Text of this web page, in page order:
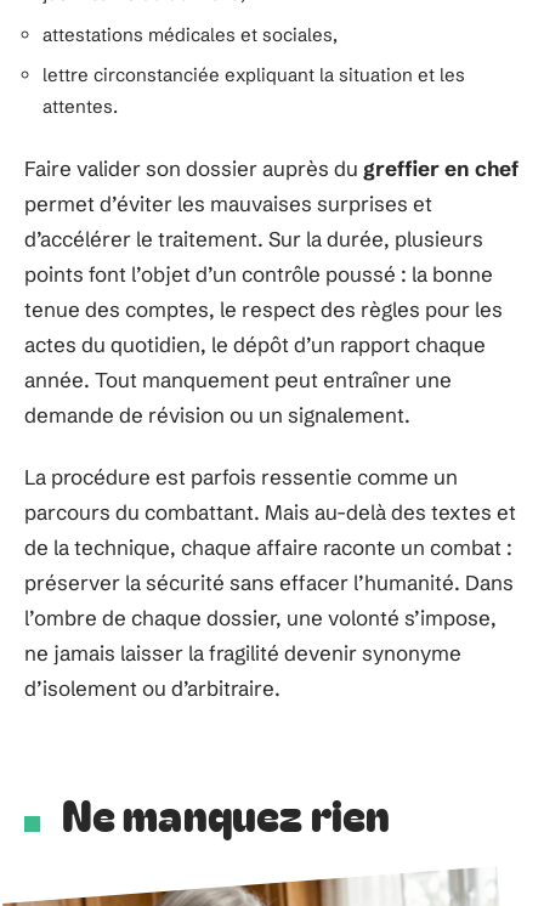
attestations médicales et sociales,
lettre circonstanciée expliquant la situation et les
attentes.
Faire valider son dossier auprès du greffier en chef
permet d’éviter les mauvaises surprises et
d’accélérer le traitement. Sur la durée, plusieurs
points font l’objet d’un contrôle poussé : la bonne
tenue des comptes, le respect des règles pour les
actes du quotidien, le dépôt d’un rapport chaque
année. Tout manquement peut entraîner une
demande de révision ou un signalement.
La procédure est parfois ressentie comme un
parcours du combattant. Mais au-delà des textes et
de la technique, chaque affaire raconte un combat :
préserver la sécurité sans effacer l’humanité. Dans
l’ombre de chaque dossier, une volonté s’impose,
ne jamais laisser la fragilité devenir synonyme
d’isolement ou d’arbitraire.
Ne manquez rien